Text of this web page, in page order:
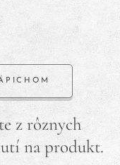
z rôznych
na produkt.